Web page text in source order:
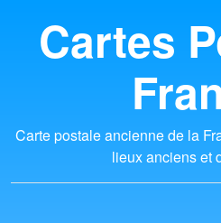
Cartes
Carte postale ancienne de la
lieux anciens et